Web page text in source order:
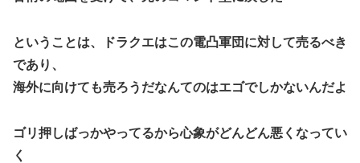
ということは、ドラクエはこの電凸軍団に対して売るべき
であり、
海外に向けても売ろうだなんてのはエゴでしかないんだよ
ゴリ押しばっかやってるから心象がどんどん悪くなってい
く